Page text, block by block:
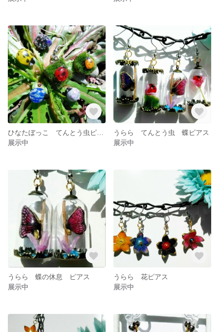
展示中
うらら てんとう虫 蝶ピアス
展示中
うらら 蝶の休息 ピアス
展示中
うらら 花ピアス
展示中